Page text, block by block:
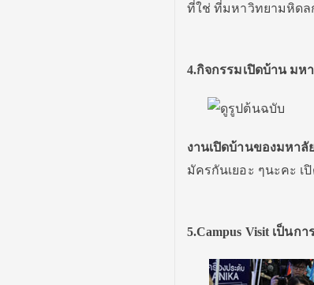
ที่ใช่ ที่มหาวิทยามหิดล
4.กิจกรรมเปิดบ้าน มห
งานเปิดบ้านของมหาลั
มัครกันเยอะ ๆนะคะ เ
5.Campus Visit เป็น